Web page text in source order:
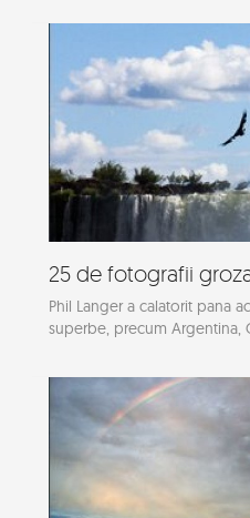
25 de fotografii
Phil Langer a calatorit pana
superbe, precum Argentina,